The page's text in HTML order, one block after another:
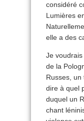
considéré
Lumières
elle a des
Je
de la
Russes, un
dire à quel
duquel un
chant